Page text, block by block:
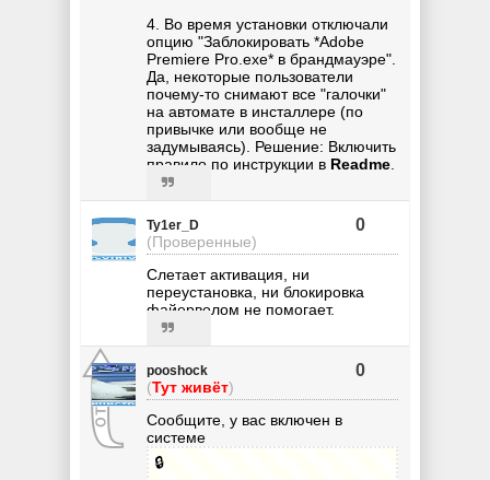
4. Во время установки отключали
опцию "Заблокировать *Adobe
Premiere Pro.exe* в брандмауэре".
Да, некоторые пользователи
почему-то снимают все "галочки"
на автомате в инсталлере (по
привычке или вообще не
задумываясь). Решение: Включить
правило по инструкции в Readme.
Ty1er_D
(Проверенные)
0
Слетает активация, ни
переустановка, ни блокировка
файерволом не помогает.
pooshock
(Тут живёт)
0
Сообщите, у вас включен в
системе
🔒